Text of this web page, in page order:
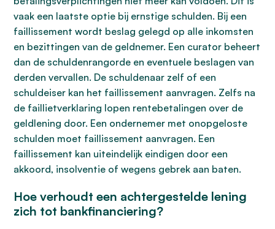
vaak een laatste optie bij ernstige schulden. Bij een
faillissement wordt beslag gelegd op alle inkomsten
en bezittingen van de geldnemer. Een curator beheert
dan de schuldenrangorde en eventuele beslagen van
derden vervallen. De schuldenaar zelf of een
schuldeiser kan het faillissement aanvragen. Zelfs na
de faillietverklaring lopen rentebetalingen over de
geldlening door. Een ondernemer met onopgeloste
schulden moet faillissement aanvragen. Een
faillissement kan uiteindelijk eindigen door een
akkoord, insolventie of wegens gebrek aan baten.
Hoe verhoudt een achtergestelde lening
zich tot bankfinanciering?